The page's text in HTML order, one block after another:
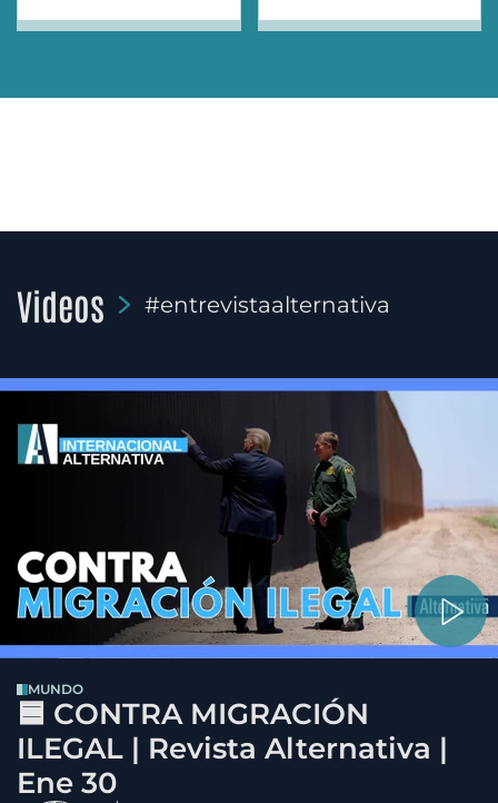
Videos #entrevistaalternativa
MUNDO
🟦 CONTRA MIGRACIÓN
ILEGAL | Revista Alternativa |
Ene 30